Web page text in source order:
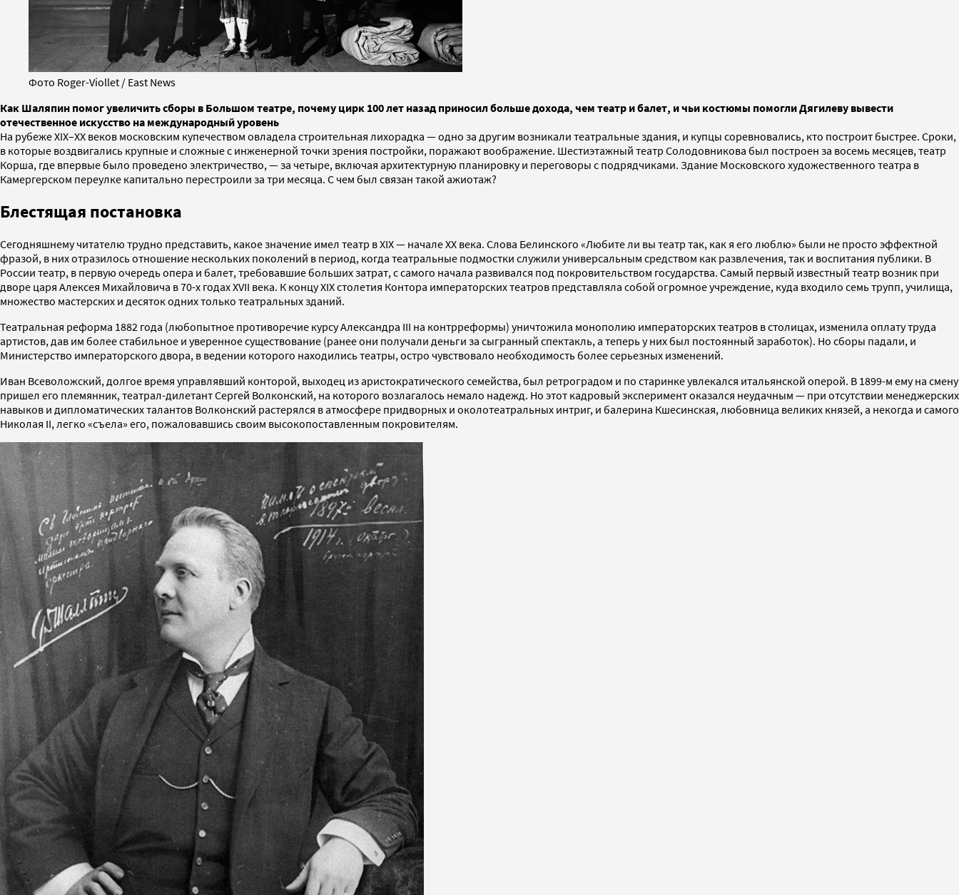
Фото Roger-Viollet / East News
Как Шаляпин помог увеличить сборы в Большом театре, почему цирк 100 лет назад приносил больше дохода, чем театр и балет, и чьи костюмы помогли Дягилеву вывести
отечественное искусство на международный уровень
На рубеже XIX–XX веков московским купечеством овладела строительная лихорадка — одно за другим возникали театральные здания, и купцы соревновались, кто построит быстрее. Сроки,
в которые воздвигались крупные и сложные с инженерной точки зрения постройки, поражают воображение. Шестиэтажный театр Солодовникова был построен за восемь месяцев, театр
Корша, где впервые было проведено электричество, — за четыре, включая архитектурную планировку и переговоры с подрядчиками. Здание Московского художественного театра в
Камергерском переулке капитально перестроили за три месяца. С чем был связан такой ажиотаж?
Блестящая постановка
Сегодняшнему читателю трудно представить, какое значение имел театр в XIX — начале XX века. Слова Белинского «Любите ли вы театр так, как я его люблю» были не просто эффектной
фразой, в них отразилось отношение нескольких поколений в период, когда театральные подмостки служили универсальным средством как развлечения, так и воспитания публики. В
России театр, в первую очередь опера и балет, требовавшие больших затрат, с самого начала развивался под покровительством государства. Самый первый известный театр возник при
дворе царя Алексея Михайловича в 70-х годах XVII века. К концу XIX столетия Контора императорских театров представляла собой огромное учреждение, куда входило семь трупп, училища,
множество мастерских и десяток одних только театральных зданий.
Театральная реформа 1882 года (любопытное противоречие курсу Александра III на контрреформы) уничтожила монополию императорских театров в столицах, изменила оплату труда
артистов, дав им более стабильное и уверенное существование (ранее они получали деньги за сыгранный спектакль, а теперь у них был постоянный заработок). Но сборы падали, и
Министерство императорского двора, в ведении которого находились театры, остро чувствовало необходимость более серьезных изменений.
Иван Всеволожский, долгое время управлявший конторой, выходец из аристократического семейства, был ретроградом и по старинке увлекался итальянской оперой. В 1899-м ему на смену
пришел его племянник, театрал-дилетант Сергей Волконский, на которого возлагалось немало надежд. Но этот кадровый эксперимент оказался неудачным — при отсутствии менеджерских
навыков и дипломатических талантов Волконский растерялся в атмосфере придворных и околотеатральных интриг, и балерина Кшесинская, любовница великих князей, а некогда и самого
Николая II, легко «съела» его, пожаловавшись своим высокопоставленным покровителям.